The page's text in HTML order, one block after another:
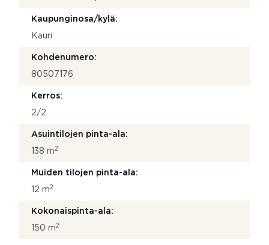
Kaupunginosa/kylä:
Kauri
Kohdenumero:
80507176
Kerros:
2/2
Asuintilojen pinta-ala:
138 m2
Muiden tilojen pinta-ala:
12 m2
Kokonaispinta-ala:
150 m2